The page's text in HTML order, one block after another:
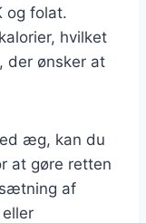
og folat.
hvilket
der ønsker at
æg, kan du
at gøre retten
af